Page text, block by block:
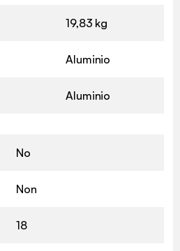
19,83 kg
Aluminio
Aluminio
No
Non
18